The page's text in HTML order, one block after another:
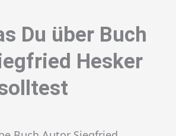
Du über Buch
Hesker